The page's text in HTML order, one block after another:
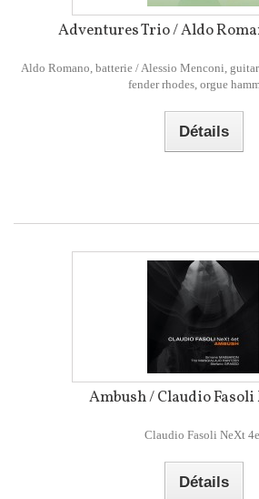
Adventures Trio / Aldo
Aldo Romano, batterie / Alessio Menconi,
fender rhodes, orgue
Détails
Ambush / Claudio
Claudio Fasoli NeXt
Détails